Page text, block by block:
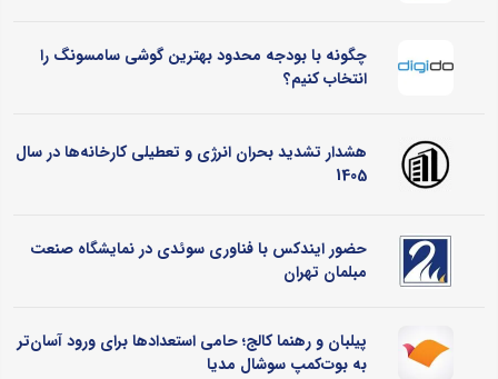
چگونه با بودجه محدود بهترین گوشی سامسونگ را
انتخاب کنیم؟
هشدار تشدید بحران انرژی و تعطیلی کارخانه‌ها در سال
1405
حضور ایندکس با فناوری سوئدی در نمایشگاه صنعت
مبلمان تهران
پیلبان و رهنما کالج؛ حامی استعدادها برای ورود آسان‌تر
به بوت‌کمپ سوشال مدیا